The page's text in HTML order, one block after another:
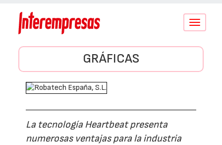
Conmutar
GRÁFICAS
La tecnología Heartbeat presenta
numerosas ventajas para la industria